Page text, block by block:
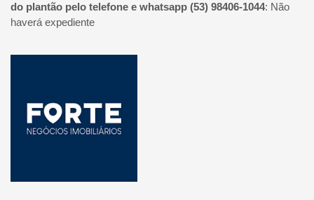
do plantão pelo telefone e whatsapp (53) 98406-1044: Não
haverá expediente